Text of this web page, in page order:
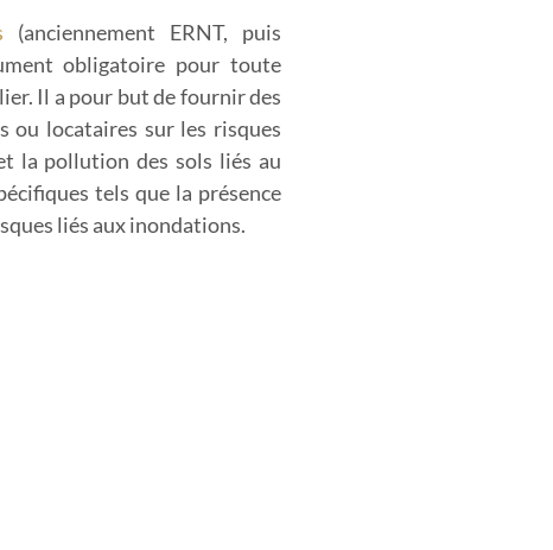
(anciennement ERNT, puis
obligatoire pour toute
Il a pour but de fournir des
ou locataires sur les risques
la pollution des sols liés au
tels que la présence
liés aux inondations.